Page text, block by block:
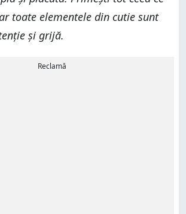
toate elementele din cutie sunt
și grijă.
Reclamă